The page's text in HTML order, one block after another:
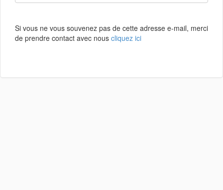
Si vous ne vous souvenez pas de cette adresse e-mail, merci
de prendre contact avec nous cliquez ici